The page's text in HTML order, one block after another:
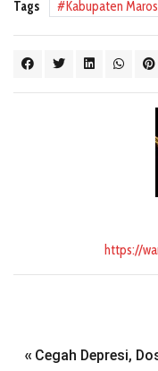
Tags Kabupaten Maros
https://
« Cegah Depresi,